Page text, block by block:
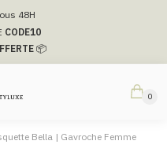
48H
CODE10
📦
0
Bella | Gavroche Femme